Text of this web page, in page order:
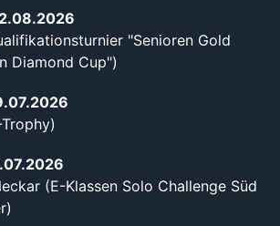
"Senioren Gold
Diamond Cup")
(E-Klassen Solo Challenge Süd